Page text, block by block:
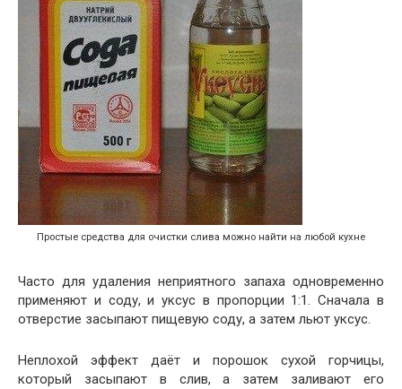
Простые средства для очистки слива можно найти на любой кухне
Часто для удаления неприятного запаха одновременно
применяют и соду, и уксус в пропорции 1:1. Сначала в
отверстие засыпают пищевую соду, а затем льют уксус.
Неплохой эффект даёт и порошок сухой горчицы,
который засыпают в слив, а затем заливают его